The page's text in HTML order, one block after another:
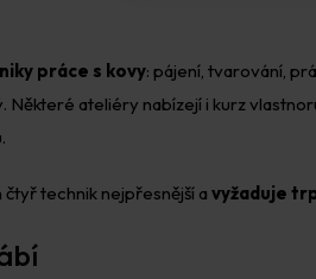
práce s kovy: pájení, tvarování,
Některé ateliéry nabízejí i kurz
technik nejpřesnější a vyžaduje